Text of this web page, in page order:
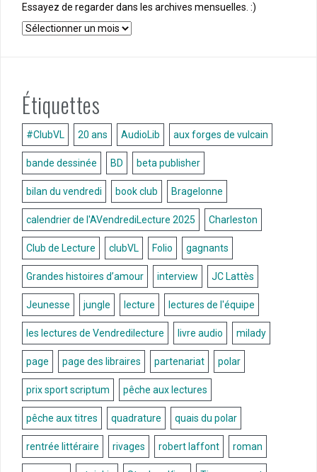
Essayez de regarder dans les archives mensuelles. :)
Archives
Étiquettes
#ClubVL 20 ans AudioLib aux forges de vulcain
bande dessinée BD beta publisher
bilan du vendredi book club Bragelonne
calendrier de l'AVendrediLecture 2025 Charleston
Club de Lecture clubVL Folio gagnants
Grandes histoires d’amour interview JC Lattès
Jeunesse jungle lecture lectures de l'équipe
les lectures de Vendredilecture livre audio milady
page page des libraires partenariat polar
prix sport scriptum pêche aux lectures
pêche aux titres quadrature quais du polar
rentrée littéraire rivages robert laffont roman